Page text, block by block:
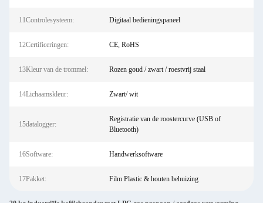
11Controlesysteem: Digitaal bedieningspaneel
12Certificeringen: CE, RoHS
13Kleur van de trommel: Rozen goud / zwart / roestvrij staal
14Lichaamskleur: Zwart/ wit
15datalogger:
Registratie van de roostercurve (USB of
Bluetooth)
16Software: Handwerksoftware
17Pakket: Film Plastic & houten behuizing